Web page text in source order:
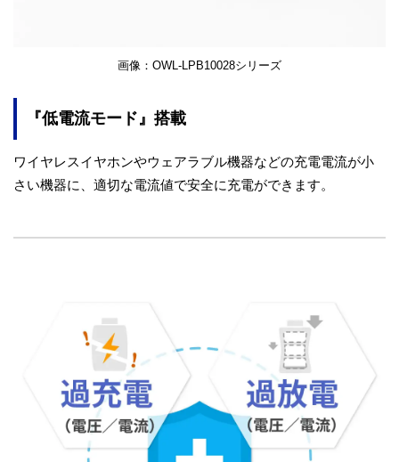
画像：OWL-LPB10028シリーズ
『低電流モード』搭載
ワイヤレスイヤホンやウェアラブル機器などの充電電流が小
さい機器に、適切な電流値で安全に充電ができます。